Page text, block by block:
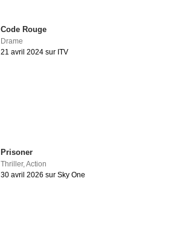
Code Rouge
Drame
21 avril 2024 sur ITV
Prisoner
Thriller,Action
30 avril 2026 sur Sky One